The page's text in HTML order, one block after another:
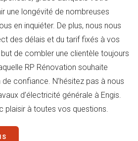
une longévité de nombreuses
en inquiéter. De plus, nous nous
des délais et du tarif fixés à vos
de combler une clientèle toujours
RP Rénovation souhaite
confiance. N’hésitez pas à nous
d’électricité générale à Engis.
plaisir à toutes vos questions.